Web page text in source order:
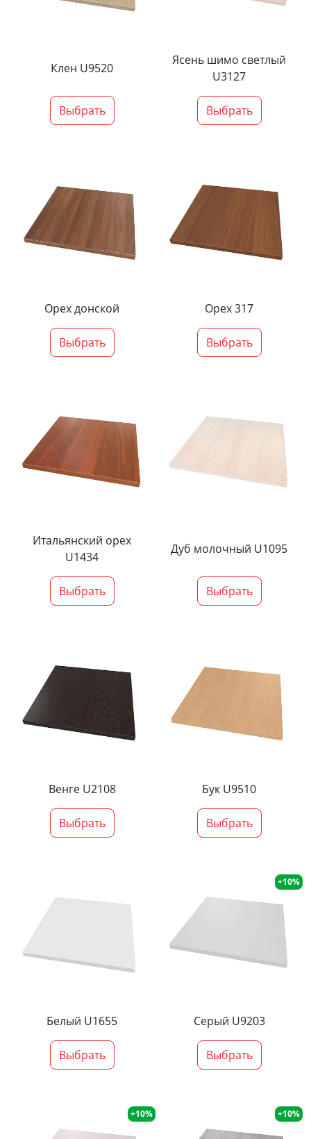
Клен U9520
Выбрать
Ясень шимо светлый
U3127
Выбрать
Орех донской
Выбрать
Орех 317
Выбрать
Итальянский орех
U1434
Выбрать
Дуб молочный U1095
Выбрать
Венге U2108
Выбрать
Бук U9510
Выбрать
Белый U1655
Выбрать
+10%
Серый U9203
Выбрать
+10% +10%